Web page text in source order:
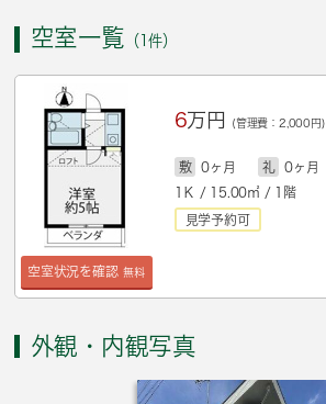
空室一覧 （1件）
空室状況を確認 無料
6万円 (管理費：2,000円)
敷 0ヶ月 礼
0ヶ月
1Ｋ / 15.00㎡ / 1階
見学予約可
外観・内観写真